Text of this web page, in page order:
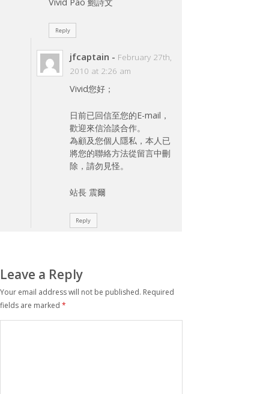
Vivid Pao 鮑詩文
Reply
jfcaptain - February 27th,
2010 at 2:26 am
Vivid您好；
日前已回信至您的E-mail，
歡迎來信洽談合作。
為顧及您個人隱私，本人已
將您的聯絡方法從留言中刪
除，請勿見怪。
站長 震爾
Reply
Leave a Reply
Your email address will not be published. Required
fields are marked *